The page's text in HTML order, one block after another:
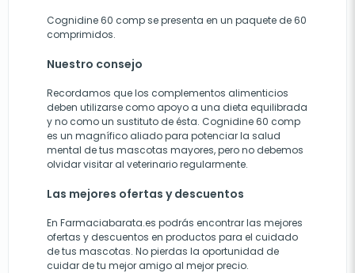
Cognidine 60 comp se presenta en un paquete de 60
comprimidos.
Nuestro consejo
Recordamos que los complementos alimenticios
deben utilizarse como apoyo a una dieta equilibrada
y no como un sustituto de ésta. Cognidine 60 comp
es un magnífico aliado para potenciar la salud
mental de tus mascotas mayores, pero no debemos
olvidar visitar al veterinario regularmente.
Las mejores ofertas y descuentos
En Farmaciabarata.es podrás encontrar las mejores
ofertas y descuentos en productos para el cuidado
de tus mascotas. No pierdas la oportunidad de
cuidar de tu mejor amigo al mejor precio.